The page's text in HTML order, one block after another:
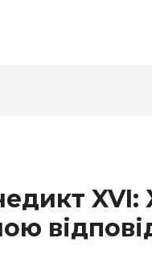
XVI: